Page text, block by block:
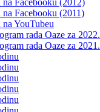
Facebooku (2012)
Facebooku (2011)
YouTubeu
rada Oaze za 2022.
rada Oaze za 2021.